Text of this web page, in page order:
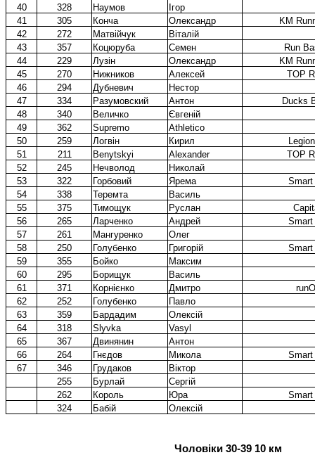
40
328 Наумов
Ігор
41
305 Конча Олександр
KM
42
272 Матвійчук
Віталій
43
357 Коцюруба Семен
Run
44
229 Лузін Олександр
KM
45
270 Нижников Алексей
TOP
46
294 Дубневич
Нестор
47
334 Разумовский Антон
Ducks
48
340 Величко
Євгеній
49
362 Supremo
Athletico
50
259 Логвін Кирил
51
211 Benytskyi Alexander
TOP
52
245 Нечволод
Николай
53
322 Горбовий Ярема
Smart
54
338 Теремта
Василь
55
375 Тимощук Руслан
56
265 Ларченко Андрей
Smart
57
261 Мангуренко
Олег
58
250 Голубенко Григорій
Smart
59
355 Бойко
Максим
60
295 Борищук
Василь
61
371 Корнієнко Дмитро
62
252 Голубенко
Павло
63
359 Бардадим
Олексій
64
318 Slyvka
Vasyl
65
367 Двинянин
Антон
66
264 Гнєдов Микола
Smart
67
346 Грудаков
Віктор
255
Бурлай
Сергій
262
Король Юра
Smart
324
Бабій Олексій
Чоловіки 30-39 10 км